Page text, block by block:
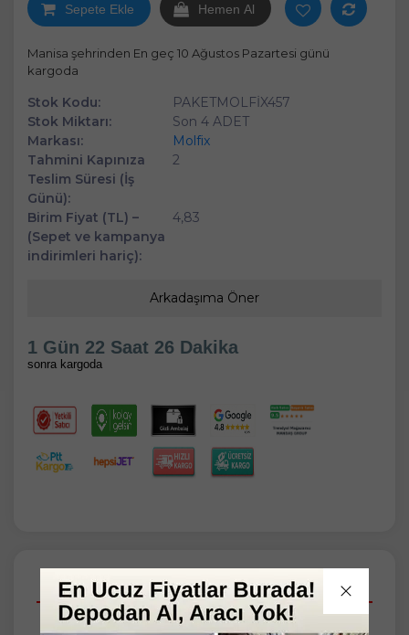
Sepete Ekle Hemen Al
Manisa şehrinden En geç 10 Ağustos Pazartesi günü
kargoda
Stok Kodu:
PAKETMOLFİX457
Stok Miktarı:
Son 4 ADET
Markası:
Molfix
Tahmini Kapınıza
Teslim Süresi (İş
Günü):
2
Birim Fiyat (TL) –
(Sepet ve kampanya
indirimleri hariç):
4,83
Arkadaşıma Öner
1 Gün 22 Saat 26 Dakika
sonra kargoda
Açıklamalar
Taksit Seçenekleri